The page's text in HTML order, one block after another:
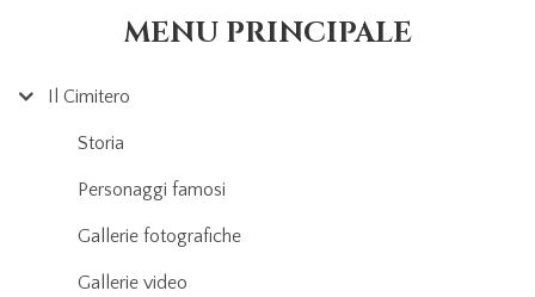
MENU PRINCIPALE
Il Cimitero
Storia
Personaggi famosi
Gallerie fotografiche
Gallerie video